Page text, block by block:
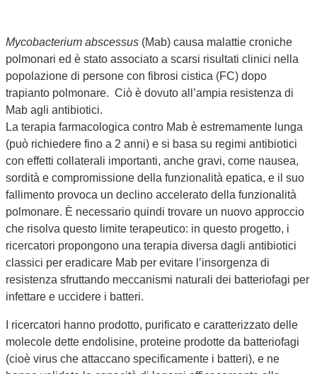
Mycobacterium abscessus (Mab) causa malattie croniche
polmonari ed è stato associato a scarsi risultati clinici nella
popolazione di persone con fibrosi cistica (FC) dopo
trapianto polmonare. Ciò è dovuto all’ampia resistenza di
Mab agli antibiotici.
La terapia farmacologica contro Mab è estremamente lunga
(può richiedere fino a 2 anni) e si basa su regimi antibiotici
con effetti collaterali importanti, anche gravi, come nausea,
sordità e compromissione della funzionalità epatica, e il suo
fallimento provoca un declino accelerato della funzionalità
polmonare. È necessario quindi trovare un nuovo approccio
che risolva questo limite terapeutico: in questo progetto, i
ricercatori propongono una terapia diversa dagli antibiotici
classici per eradicare Mab per evitare l’insorgenza di
resistenza sfruttando meccanismi naturali dei batteriofagi per
infettare e uccidere i batteri.
I ricercatori hanno prodotto, purificato e caratterizzato delle
molecole dette endolisine, proteine prodotte da batteriofagi
(cioè virus che attaccano specificamente i batteri), e ne